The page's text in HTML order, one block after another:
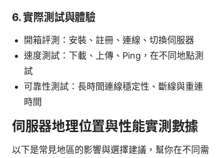
6. 實際測試與體驗
開箱評測：安裝、註冊、連線、切換伺服器
速度測試：下載、上傳、Ping，在不同地點測
試
可靠性測試：長時間連線穩定性、斷線與重連
時間
伺服器地理位置與性能實測數據
以下是常見地區的影響與選擇建議，幫你在不同需